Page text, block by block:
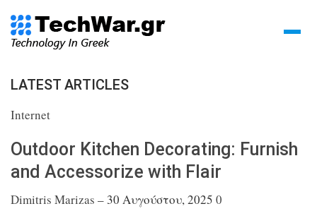
LATEST ARTICLES
Internet
Outdoor Kitchen Decorating: Furnish
and Accessorize with Flair
Dimitris Marizas – 30 Αυγούστου, 2025 0